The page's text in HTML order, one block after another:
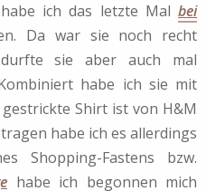
ich das letzte Malbei
Da war sie noch recht
sie aber auch mal
habe ich sie mit
Shirt ist von H&M
habe ich es allerdings
Shopping-Fastens bzw.
habe ich begonnen mich